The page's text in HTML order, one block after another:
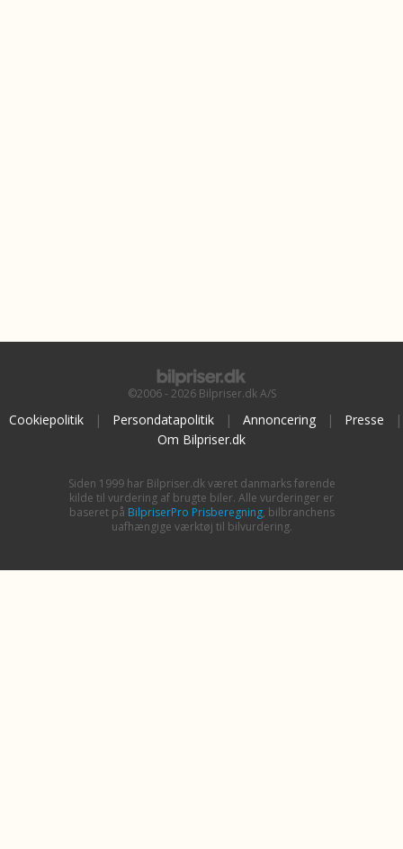
©2006 - 2026 Bilpriser.dk A/S
Cookiepolitik | Persondatapolitik | Annoncering | Presse
|
Om Bilpriser.dk
Siden 1999 har Bilpriser.dk været danmarks førende
kilde til vurdering af brugte biler. Alle vurderinger er
baseret på BilpriserPro Prisberegning, bilbranchens
uafhængige værktøj til bilvurdering.